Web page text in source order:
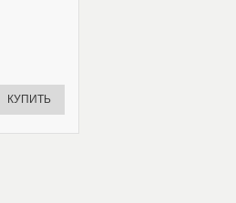
КУПИТЬ